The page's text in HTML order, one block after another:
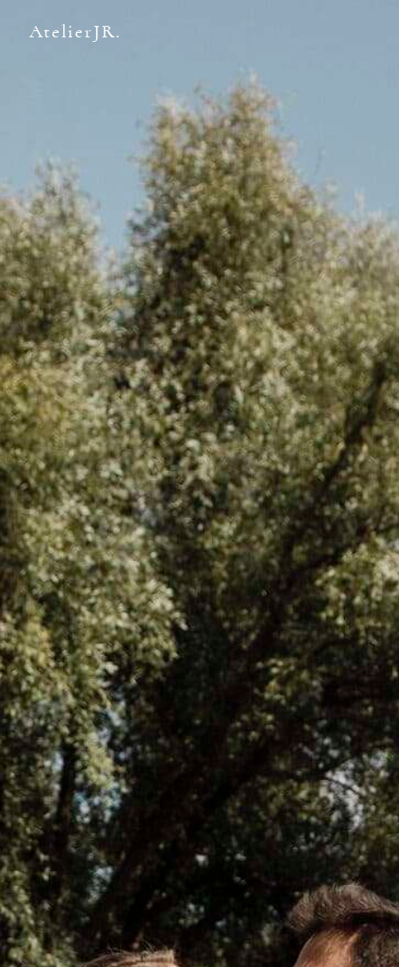
AtelierJR.
Contact
Sacramento, California
123.456.7890